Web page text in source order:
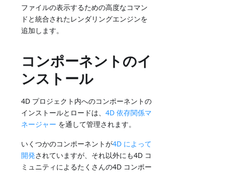
ファイルの表示するための高度なコマン
ドと統合されたレンダリングエンジンを
追加します。
コンポーネントのイ
ンストール
4D プロジェクト内へのコンポーネントの
インストールとロードは、4D 依存関係マ
ネージャー を通して管理されます。
いくつかのコンポーネントが4D によって
開発されていますが、それ以外にも4D コ
ミュニティによるたくさんの4D コンポー